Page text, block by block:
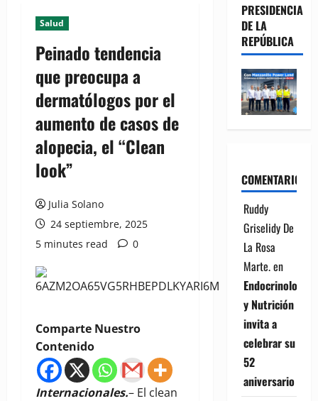
Salud
Peinado tendencia
que preocupa a
dermatólogos por el
aumento de casos de
alopecia, el “Clean
look”
Julia Solano
24 septiembre, 2025
5 minutes read
0
Comparte Nuestro
Contenido
Internacionales.– El clean
PRESIDENCIA
DE LA
REPÚBLICA
COMENTARIOS
Ruddy
Griselidy De
La Rosa
Marte.en
Endocrinología
y Nutrición
invita a
celebrar su
52
aniversario